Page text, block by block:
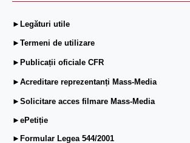
►Legături utile
►Termeni de utilizare
►Publicații oficiale CFR
►Acreditare reprezentanți Mass-Media
►Solicitare acces filmare Mass-Media
►ePetiție
►Formular Legea 544/2001